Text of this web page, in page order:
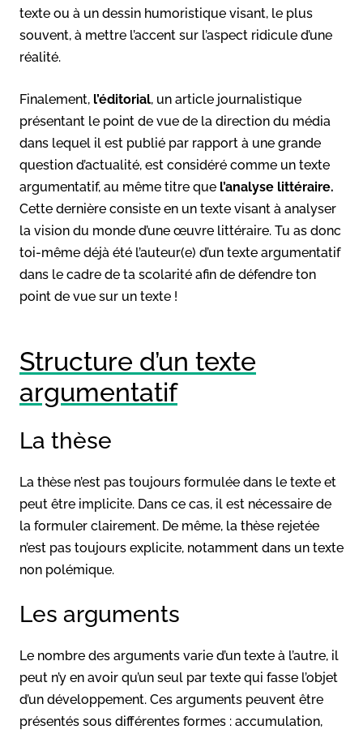
texte ou à un dessin humoristique visant, le plus
souvent, à mettre l’accent sur l’aspect ridicule d’une
réalité.
Finalement, l’éditorial, un article journalistique
présentant le point de vue de la direction du média
dans lequel il est publié par rapport à une grande
question d’actualité, est considéré comme un texte
argumentatif, au même titre que l’analyse littéraire.
Cette dernière consiste en un texte visant à analyser
la vision du monde d’une œuvre littéraire. Tu as donc
toi-même déjà été l’auteur(e) d’un texte argumentatif
dans le cadre de ta scolarité afin de défendre ton
point de vue sur un texte !
Structure d’un texte
argumentatif
La thèse
La thèse n’est pas toujours formulée dans le texte et
peut être implicite. Dans ce cas, il est nécessaire de
la formuler clairement. De même, la thèse rejetée
n’est pas toujours explicite, notamment dans un texte
non polémique.
Les arguments
Le nombre des arguments varie d’un texte à l’autre, il
peut n’y en avoir qu’un seul par texte qui fasse l’objet
d’un développement. Ces arguments peuvent être
présentés sous différentes formes : accumulation,